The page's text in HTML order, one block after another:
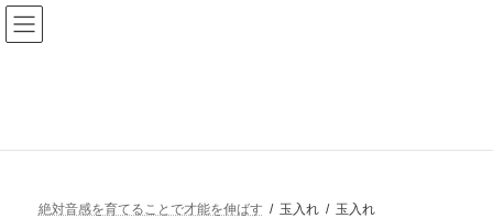
コ
ン
テ
キ
ナ
ビ
ゲ
に
絶対音感を育てることで才能を伸ばす 玉入れ 玉入れ